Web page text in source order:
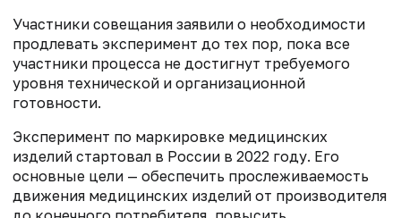
Участники совещания заявили о необходимости
продлевать эксперимент до тех пор, пока все
участники процесса не достигнут требуемого
уровня технической и организационной
готовности.
Эксперимент по маркировке медицинских
изделий стартовал в России в 2022 году. Его
основные цели — обеспечить прослеживаемость
движения медицинских изделий от производителя